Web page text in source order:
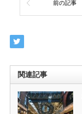
前の記事
関連記事